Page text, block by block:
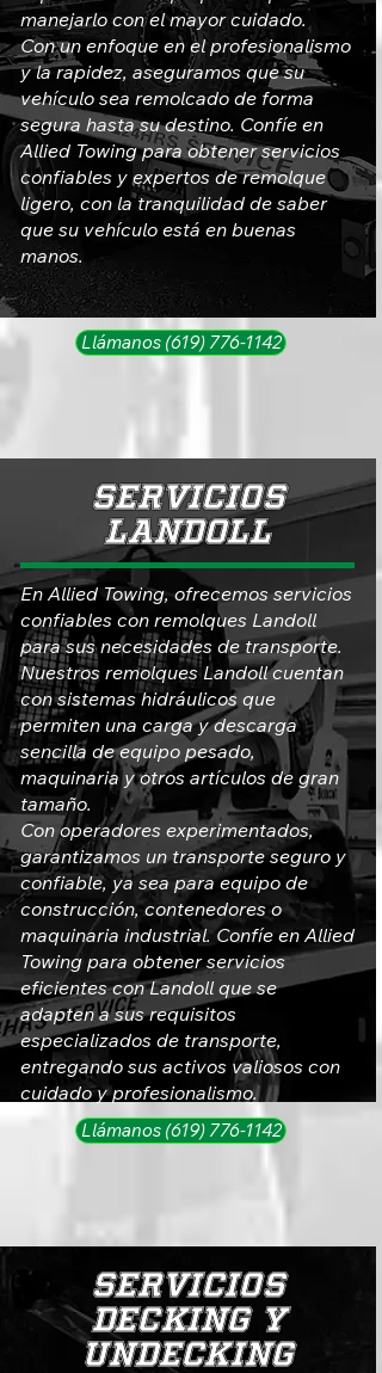
manejarlo con el mayor cuidado.
Con un enfoque en el profesionalismo
y la rapidez, aseguramos que su
vehículo sea remolcado de forma
segura hasta su destino. Confíe en
Allied Towing para obtener servicios
confiables y expertos de remolque
ligero, con la tranquilidad de saber
que su vehículo está en buenas
manos.
Llámanos (619) 776-1142
SERVICIOS
LANDOLL
En Allied Towing, ofrecemos servicios
confiables con remolques Landoll
para sus necesidades de transporte.
Nuestros remolques Landoll cuentan
con sistemas hidráulicos que
permiten una carga y descarga
sencilla de equipo pesado,
maquinaria y otros artículos de gran
tamaño.
Con operadores experimentados,
garantizamos un transporte seguro y
confiable, ya sea para equipo de
construcción, contenedores o
maquinaria industrial. Confíe en Allied
Towing para obtener servicios
eficientes con Landoll que se
adapten a sus requisitos
especializados de transporte,
entregando sus activos valiosos con
cuidado y profesionalismo.
Llámanos (619) 776-1142
SERVICIOS
decking y
undecking